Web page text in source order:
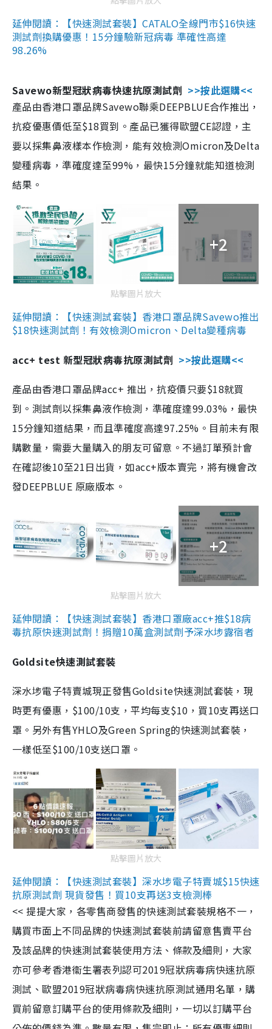
延伸閱讀：【快速測試套裝】CATALO全線門市$16快速
測試劑換購優惠！15分鐘驗新冠病毒 準確性高達
98.26%
Savewo新型冠狀病毒快速抗原測試劑 >>按此選購<<
產品由香港口罩品牌Savewo聯乘DEEPBLUE合作推出，
抗疫優惠價低至$18買到。產品已獲得歐盟CE認證，主
要以採集鼻液樣本作檢測，能有效檢測Omicron及Delta
變種病毒，準確度達至99%，最快15分鐘就能知道檢測
結果。
+2
點擊圖片放大
延伸閱讀：【快速測試套裝】香港口罩品牌Savewo推出
$18快速測試劑！有效檢測Omicron、Delta變種病毒
acc+ test 新型冠狀病毒抗原測試劑 >>按此選購<<
產品由香港口罩品牌acc+ 推出，抗疫價只要$18就買
到。測試劑以採集鼻液作檢測，準確度達99.03%，最快
15分鐘知道結果，而且準確度高達97.25%。目前未有限
購數量，需要大量購入的朋友可留意。不過訂單預計會
在確認後10至21日出貨，如acc+版本賣完，將有機會改
發DEEPBLUE 原廠版本。
+2
點擊圖片放大
延伸閱讀：【快速測試套裝】香港口罩廠acc+推$18病
毒抗原快速測試劑！捐贈10萬盒測試劑予深水埗露宿者
Goldsite快速測試套裝
深水埗電子特賣城現正發售Goldsite快速測試套裝，現
時更有優惠，$100/10支，平均每支$10，買10支再送口
罩。另外有售YHLO及Green Spring的快速測試套裝，
一樣低至$100/10支送口罩。
點擊圖片放大
延伸閱讀：【快速測試套裝】深水埗電子特賣城$15快速
抗原測試劑 現貨發售！買10支再送3支檢測棒
<< 提提大家，各零售商發售的快速測試套裝規格不一，
購買市面上不同品牌的快速測試套裝前請留意售賣平台
及該品牌的快速測試套裝使用方法、條款及細則，大家
亦可參考香港衞生署表列認可2019冠狀病毒病快速抗原
測試、歐盟2019冠狀病毒病快速抗原測試通用名單，購
買前留意訂購平台的使用條款及細則，一切以訂購平台